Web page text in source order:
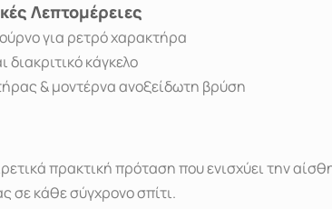
Λεπτομέρειες
για ρετρό χαρακτήρα
κάγκελο
& μοντέρνα ανοξείδωτη βρύση
πρακτική πρόταση που ενισχύει την
σε κάθε σύγχρονο σπίτι.